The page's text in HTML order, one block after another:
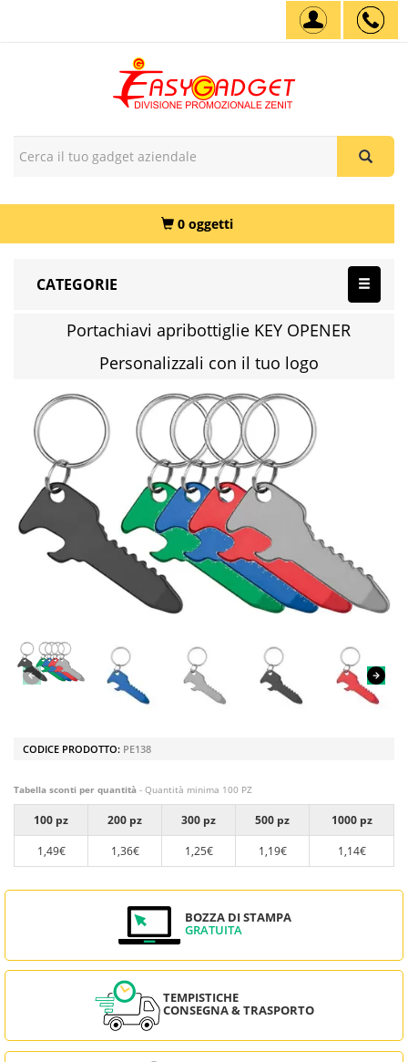
0 oggetti
CATEGORIE
Portachiavi apribottiglie KEY OPENER
Personalizzali con il tuo logo
CODICE PRODOTTO: PE138
Tabella sconti per quantità - Quantità minima 100 PZ
100 pz 200 pz 300 pz 500 pz
1000 pz
1,49€
1,36€ 1,25€ 1,19€ 1,14€
BOZZA DI STAMPA
GRATUITA
TEMPISTICHE
CONSEGNA & TRASPORTO